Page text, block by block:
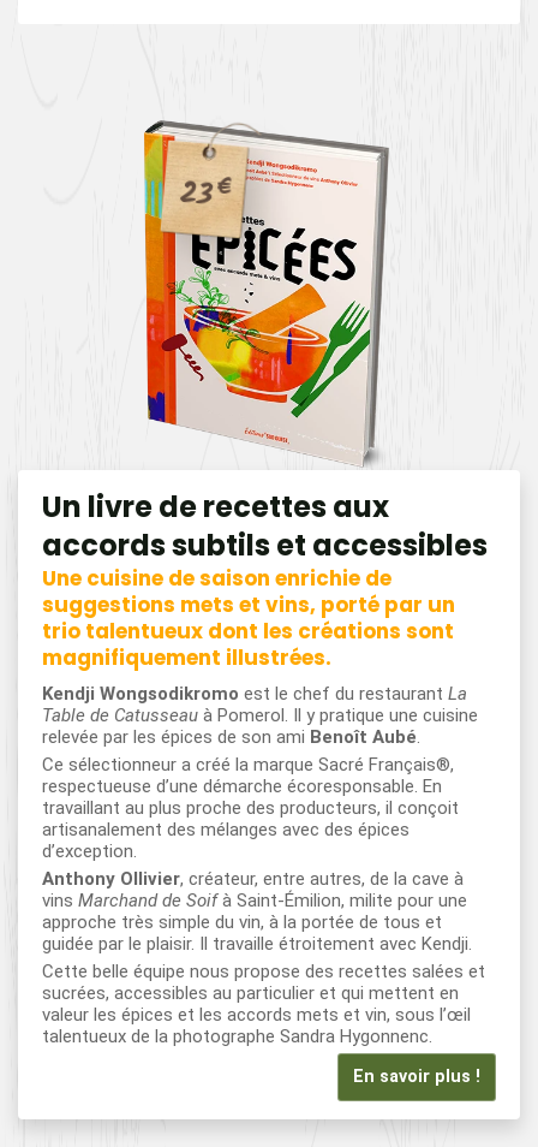
23€
Un livre de recettes aux
accords subtils et accessibles
Une cuisine de saison enrichie de
suggestions mets et vins, porté par un
trio talentueux dont les créations sont
magnifiquement illustrées.
Kendji Wongsodikromo est le chef du restaurant La
Table de Catusseau à Pomerol. Il y pratique une cuisine
relevée par les épices de son ami Benoît Aubé.
Ce sélectionneur a créé la marque Sacré Français®,
respectueuse d’une démarche écoresponsable. En
travaillant au plus proche des producteurs, il conçoit
artisanalement des mélanges avec des épices
d’exception.
Anthony Ollivier, créateur, entre autres, de la cave à
vins Marchand de Soifà Saint-Émilion, milite pour une
approche très simple du vin, à la portée de tous et
guidée par le plaisir. Il travaille étroitement avec Kendji.
Cette belle équipe nous propose des recettes salées et
sucrées, accessibles au particulier et qui mettent en
valeur les épices et les accords mets et vin, sous l’œil
talentueux de la photographe Sandra Hygonnenc.
En savoir plus !